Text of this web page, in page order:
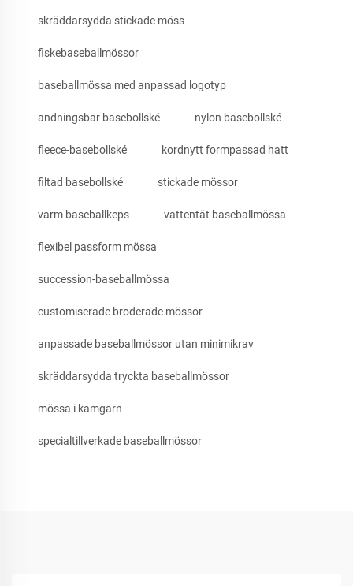
skräddarsydda stickade möss
fiskebaseballmössor
baseballmössa med anpassad logotyp
andningsbar basebollské nylon basebollské
fleece-basebollské kordnytt formpassad hatt
filtad basebollské stickade mössor
varm baseballkeps vattentät baseballmössa
flexibel passform mössa
succession-baseballmössa
customiserade broderade mössor
anpassade baseballmössor utan minimikrav
skräddarsydda tryckta baseballmössor
mössa i kamgarn
specialtillverkade baseballmössor